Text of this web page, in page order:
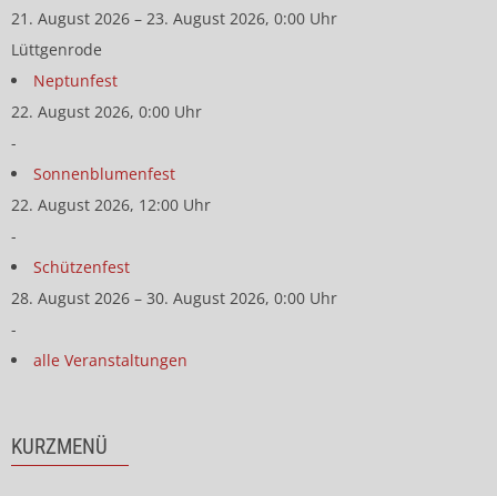
21. August 2026 – 23. August 2026, 0:00 Uhr
Lüttgenrode
Neptunfest
22. August 2026, 0:00 Uhr
-
Sonnenblumenfest
22. August 2026, 12:00 Uhr
-
Schützenfest
28. August 2026 – 30. August 2026, 0:00 Uhr
-
alle Veranstaltungen
KURZMENÜ